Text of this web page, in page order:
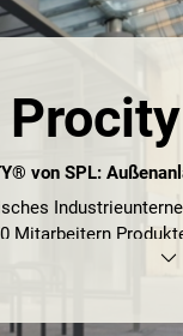
von SPL:
Mitarbeitern
und Information in
zugleich einer der